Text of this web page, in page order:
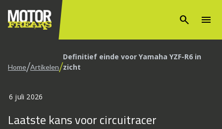
search menu
Home/Artikelen/Definitief einde voor Yamaha YZF-R6 in
zicht
6 juli 2026
Laatste kans voor circuitracer